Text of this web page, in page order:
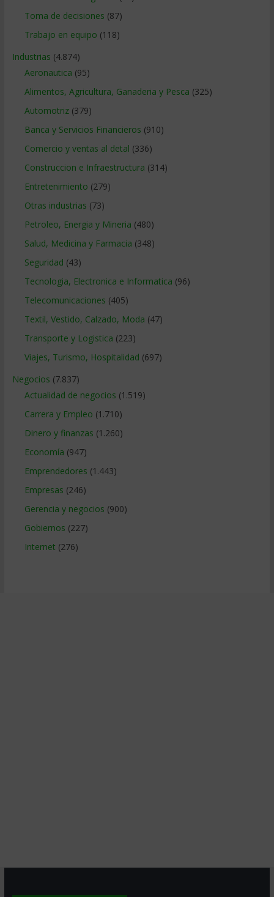
Toma de decisiones (87)
Trabajo en equipo (118)
Industrias (4.874)
Aeronautica (95)
Alimentos, Agricultura, Ganaderia y Pesca (325)
Automotriz(379)
Banca y Servicios Financieros (910)
Comercio y ventas al detal (336)
Construccion e Infraestructura (314)
Entretenimiento (279)
Otras industrias (73)
Petroleo, Energia y Mineria (480)
Salud, Medicina y Farmacia (348)
Seguridad (43)
Tecnologia, Electronica e Informatica (96)
Telecomunicaciones (405)
Textil, Vestido, Calzado, Moda (47)
Transporte y Logistica (223)
Viajes, Turismo, Hospitalidad (697)
Negocios (7.837)
Actualidad de negocios (1.519)
Carrera y Empleo (1.710)
Dinero y finanzas (1.260)
Economía (947)
Emprendedores (1.443)
Empresas (246)
Gerencia y negocios (900)
Gobiernos (227)
Internet (276)